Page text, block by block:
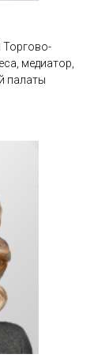
Торгово-
медиатор,
палаты